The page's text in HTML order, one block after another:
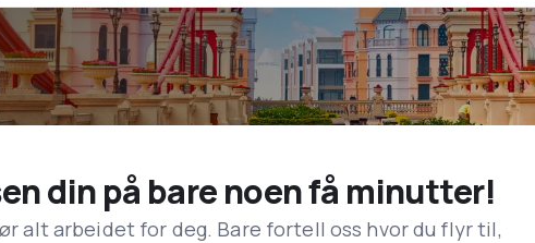
din på bare noen få minutter!
alt arbeidet for deg. Bare fortell oss hvor du flyr til,